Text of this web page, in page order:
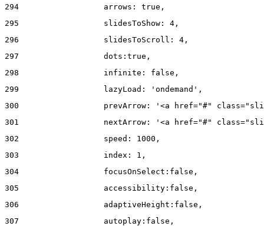
294
                  arrows: true,
295
                  slidesToShow: 4,
296
                  slidesToScroll: 4,
297
                  dots:true,
298
                  infinite: false,
299
                  lazyLoad: 'ondemand',
300
prevArrow: '<a href="#"
301
nextArrow: '<a href="#"
302
                  speed: 1000,
303
                  index: 1,
304
                  focusOnSelect:false,
305
                  accessibility:false,
306
                  adaptiveHeight:false,
307
                  autoplay:false,